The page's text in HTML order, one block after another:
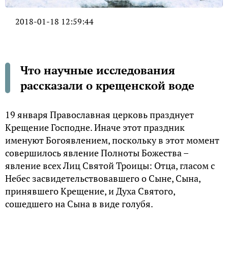
2018-01-18 12:59:44
Что научные исследования
рассказали о крещенской воде
19 января Православная церковь празднует
Крещение Господне. Иначе этот праздник
именуют Богоявлением, поскольку в этот момент
совершилось явление Полноты Божества –
явление всех Лиц Святой Троицы: Отца, гласом с
Небес засвидетельствовавшего о Сыне, Сына,
принявшего Крещение, и Духа Святого,
сошедшего на Сына в виде голубя.